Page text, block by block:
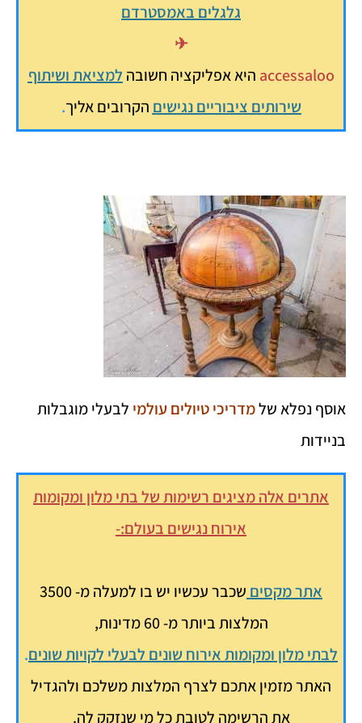
גלגלים באמסטרדם
✈
accessaloo היא אפליקציה חשובה למציאת ושיתוף
שירותים ציבוריים נגישים הקרובים אליך.
אוסף נפלא שלמדריכי טיולים עולמי לבעלי מוגבלות
בניידות
אתרים אלה מציגים רשימות של בתי מלון ומקומות
אירוח נגישים בעולם:-
אתר מקסים
שכבר עכשיו יש בו למעלה מ- 3500
המלצות ביותר מ- 60 מדינות,
לבתי מלון ומקומות אירוח שונים לבעלי לקויות שונים.
האתר מזמין אתכם לצרף המלצות משלכם ולהגדיל
את הרשימה לטובת כל מי שנזקק לה.